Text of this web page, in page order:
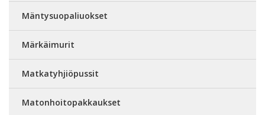
Mäntysuopaliuokset
Märkäimurit
Matkatyhjiöpussit
Matonhoitopakkaukset